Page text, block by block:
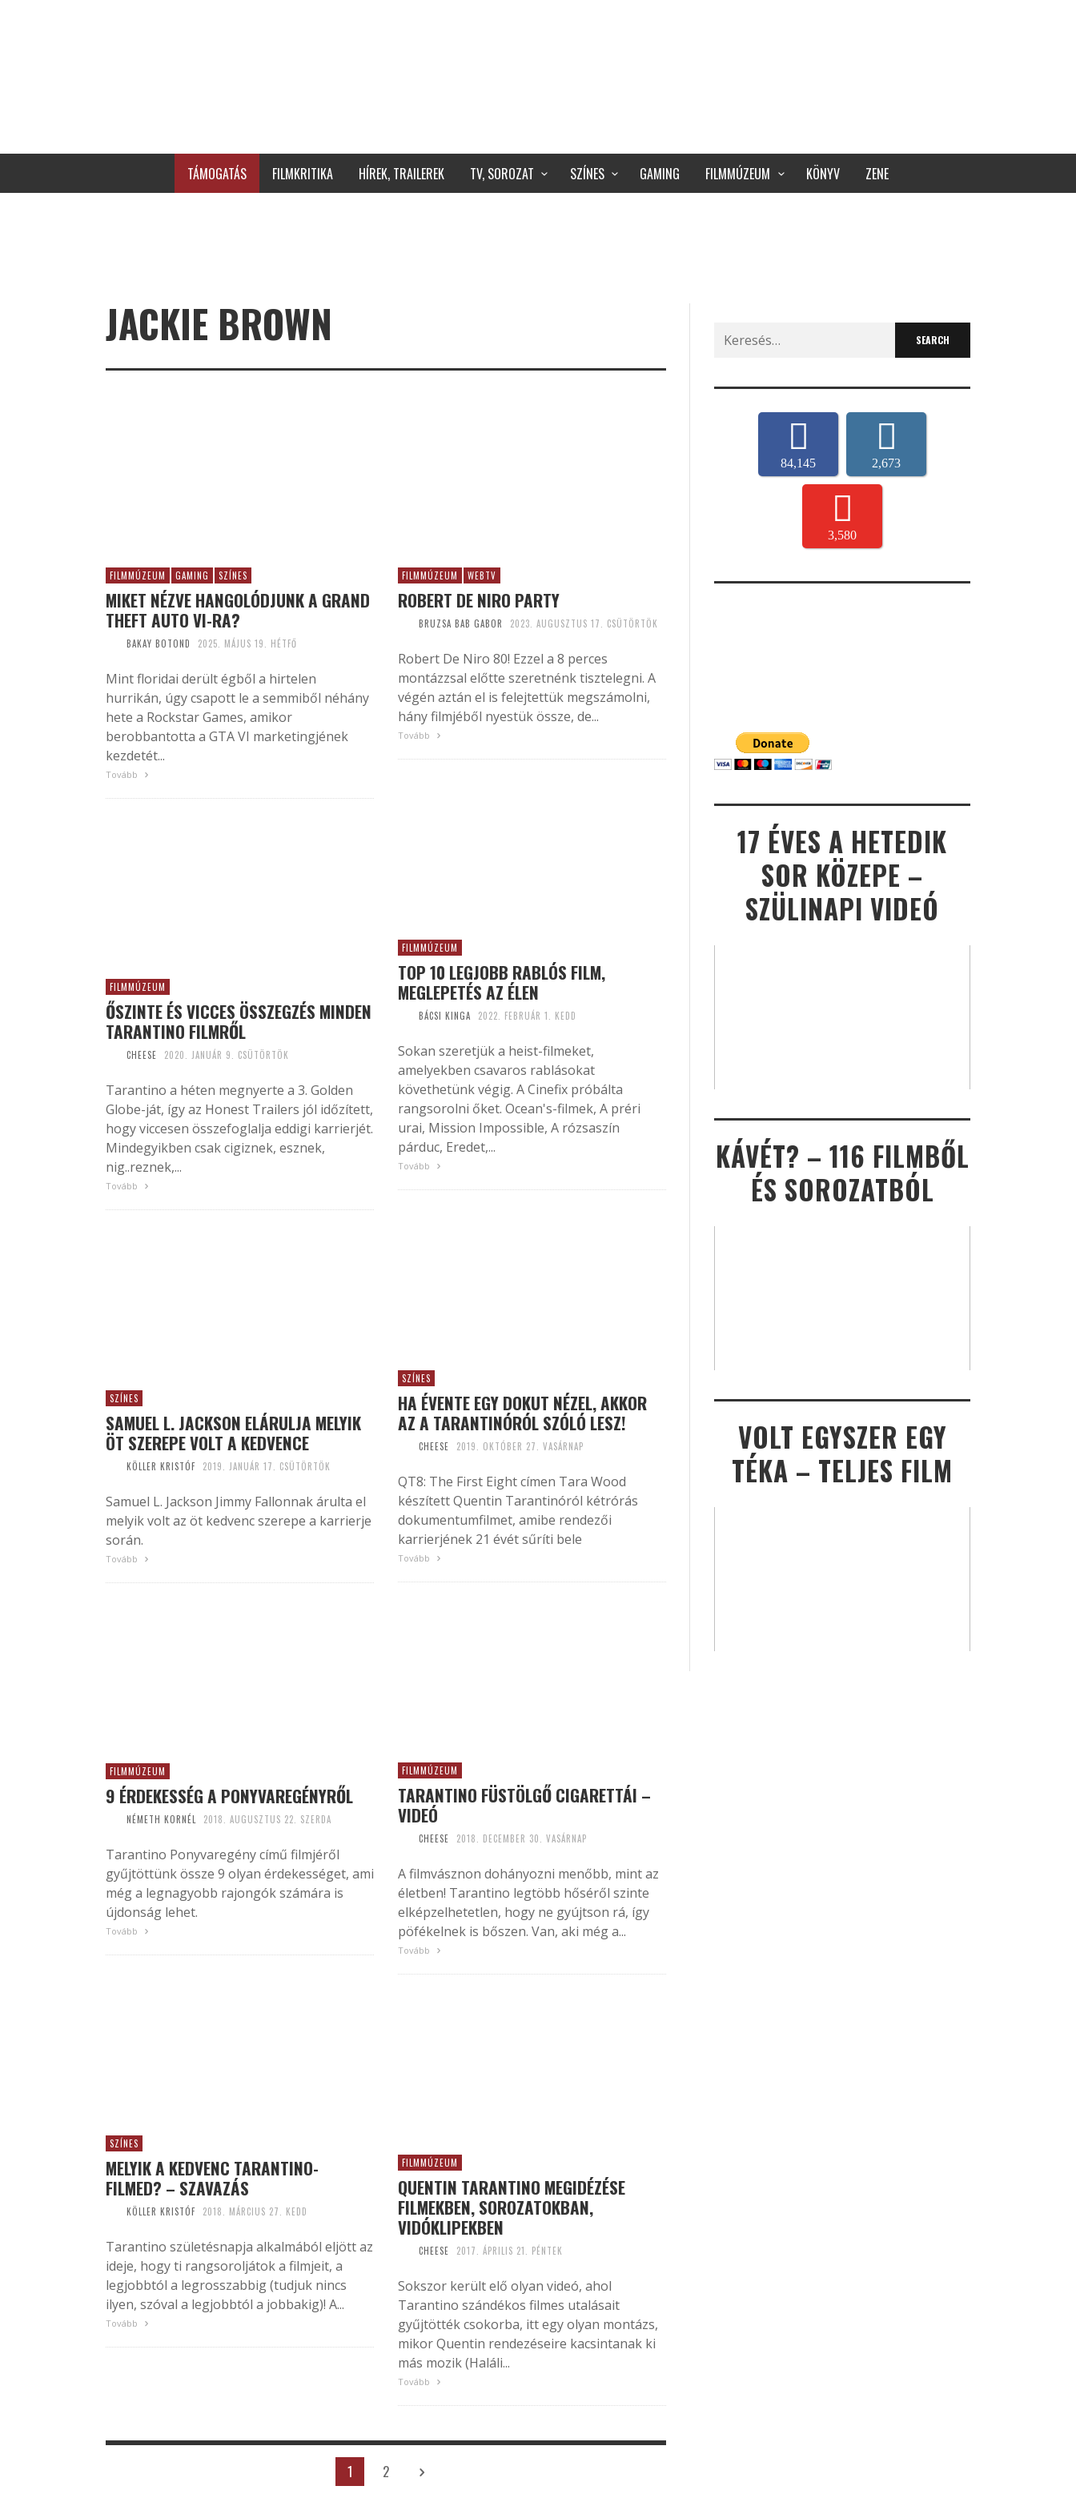
TÁMOGATÁS FILMKRITIKA HÍREK, TRAILEREK TV, SOROZAT SZÍNES GAMING FILMMÚZEUM KÖNYV ZENE
JACKIE BROWN
FILMMÚZEUM GAMING SZÍNES
MIKET NÉZVE HANGOLÓDJUNK A GRAND
THEFT AUTO VI-RA?
BAKAY BOTOND 2025. MÁJUS 19. HÉTFŐ
Mint floridai derült égből a hirtelen
hurrikán, úgy csapott le a semmiből néhány
hete a Rockstar Games, amikor
berobbantotta a GTA VI marketingjének
kezdetét...
Tovább
FILMMÚZEUM WEBTV
ROBERT DE NIRO PARTY
BRUZSA BAB GABOR 2023. AUGUSZTUS 17. CSÜTÖRTÖK
Robert De Niro 80! Ezzel a 8 perces
montázzsal előtte szeretnénk tisztelegni. A
végén aztán el is felejtettük megszámolni,
hány filmjéből nyestük össze, de...
Tovább
FILMMÚZEUM
TOP 10 LEGJOBB RABLÓS FILM,
MEGLEPETÉS AZ ÉLEN
BÁCSI KINGA 2022. FEBRUÁR 1. KEDD
Sokan szeretjük a heist-filmeket,
amelyekben csavaros rablásokat
követhetünk végig. A Cinefix próbálta
rangsorolni őket. Ocean's-filmek, A préri
urai, Mission Impossible, A rózsaszín
párduc, Eredet,...
Tovább
FILMMÚZEUM
ŐSZINTE ÉS VICCES ÖSSZEGZÉS MINDEN
TARANTINO FILMRŐL
CHEESE 2020. JANUÁR 9. CSÜTÖRTÖK
Tarantino a héten megnyerte a 3. Golden
Globe-ját, így az Honest Trailers jól időzített,
hogy viccesen összefoglalja eddigi karrierjét.
Mindegyikben csak cigiznek, esznek,
nig..reznek,...
Tovább
SZÍNES
HA ÉVENTE EGY DOKUT NÉZEL, AKKOR
AZ A TARANTINÓRÓL SZÓLÓ LESZ!
CHEESE 2019. OKTÓBER 27. VASÁRNAP
QT8: The First Eight címen Tara Wood
készített Quentin Tarantinóról kétrórás
dokumentumfilmet, amibe rendezői
karrierjének 21 évét sűríti bele
Tovább
SZÍNES
SAMUEL L. JACKSON ELÁRULJA MELYIK
ÖT SZEREPE VOLT A KEDVENCE
KÖLLER KRISTÓF 2019. JANUÁR 17. CSÜTÖRTÖK
Samuel L. Jackson Jimmy Fallonnak árulta el
melyik volt az öt kedvenc szerepe a karrierje
során.
Tovább
FILMMÚZEUM
TARANTINO FÜSTÖLGŐ CIGARETTÁI –
VIDEÓ
CHEESE 2018. DECEMBER 30. VASÁRNAP
A filmvásznon dohányozni menőbb, mint az
életben! Tarantino legtöbb hőséről szinte
elképzelhetetlen, hogy ne gyújtson rá, így
pöfékelnek is bőszen. Van, aki még a...
Tovább
FILMMÚZEUM
9 ÉRDEKESSÉG A PONYVAREGÉNYRŐL
NÉMETH KORNÉL 2018. AUGUSZTUS 22. SZERDA
Tarantino Ponyvaregény című filmjéről
gyűjtöttünk össze 9 olyan érdekességet, ami
még a legnagyobb rajongók számára is
újdonság lehet.
Tovább
SZÍNES
MELYIK A KEDVENC TARANTINO-
FILMED? – SZAVAZÁS
KÖLLER KRISTÓF 2018. MÁRCIUS 27. KEDD
Tarantino születésnapja alkalmából eljött az
ideje, hogy ti rangsoroljátok a filmjeit, a
legjobbtól a legrosszabbig (tudjuk nincs
ilyen, szóval a legjobbtól a jobbakig)! A...
Tovább
FILMMÚZEUM
QUENTIN TARANTINO MEGIDÉZÉSE
FILMEKBEN, SOROZATOKBAN,
VIDÓKLIPEKBEN
CHEESE 2017. ÁPRILIS 21. PÉNTEK
Sokszor került elő olyan videó, ahol
Tarantino szándékos filmes utalásait
gyűjtötték csokorba, itt egy olyan montázs,
mikor Quentin rendezéseire kacsintanak ki
más mozik (Haláli...
Tovább
1 2
Search
for:
84,145 2,673
3,580
17 ÉVES A HETEDIK
SOR KÖZEPE –
SZÜLINAPI VIDEÓ
KÁVÉT? – 116 FILMBŐL
ÉS SOROZATBÓL
VOLT EGYSZER EGY
TÉKA – TELJES FILM